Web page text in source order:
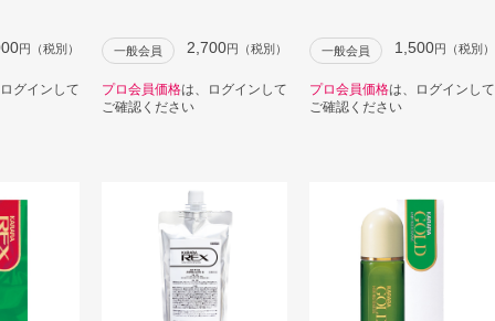
円（税別）
グインして
一般会員 2,700円（税別）
プロ会員価格は、ログインして
ご確認ください
一般会員 1,500円（税別）
プロ会員価格は、ログインして
ご確認ください